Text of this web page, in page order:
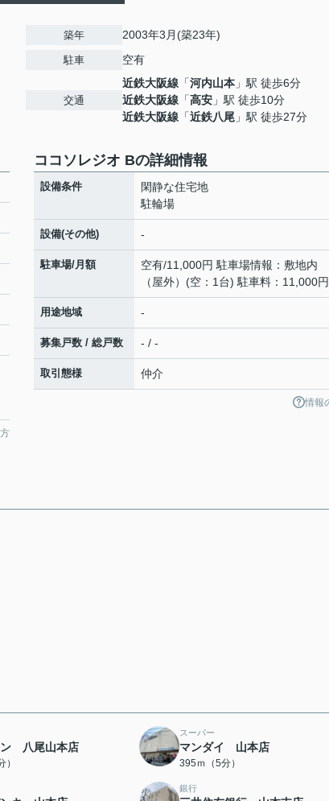
築年 2003年3月(築23年)
駐車 空有
交通
近鉄大阪線 「河内山本 」駅 徒歩6分
近鉄大阪線 「高安 」駅 徒歩10分
近鉄大阪線 「近鉄八尾 」駅 徒歩27分
ココソレジオ Bの詳細情報
設備条件
閑静な住宅地
駐輪場
設備(その他) -
駐車場/月額
空有/11,000円 駐車場情報：敷地内
（屋外）(空：1台) 駐車料：11,000円
用途地域 -
募集戸数 / 総戸数 - / -
取引態様 仲介
情報
ン 八尾山本店
スーパー
マンダイ 山本店
395ｍ（5分）
銀行